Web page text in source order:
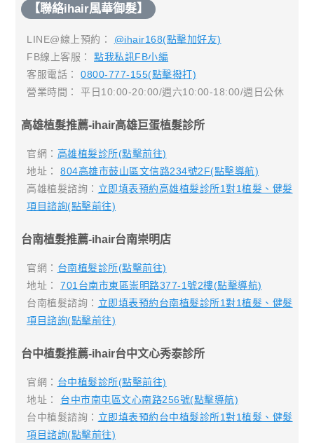
【聯絡ihair風華御髮】
LINE@線上預約： @ihair168(點擊加好友)
FB線上客服：點我私訊FB小編
客服電話：0800-777-155(點擊撥打)
營業時間： 平日10:00-20:00/週六10:00-18:00/週日公休
高雄植髮推薦-ihair高雄巨蛋植髮診所
官網： 高雄植髮診所(點擊前往)
地址：804高雄市鼓山區文信路234號2F(點擊導航)
高雄植髮諮詢： 立即填表預約高雄植髮診所1對1植髮、健髮
項目諮詢(點擊前往)
台南植髮推薦-ihair台南崇明店
官網： 台南植髮診所(點擊前往)
地址：701台南市東區崇明路377-1號2樓(點擊導航)
台南植髮諮詢： 立即填表預約台南植髮診所1對1植髮、健髮
項目諮詢(點擊前往)
台中植髮推薦-ihair台中文心秀泰診所
官網： 台中植髮診所(點擊前往)
地址： 台中市南屯區文心南路256號(點擊導航)
台中植髮諮詢： 立即填表預約台中植髮診所1對1植髮、健髮
項目諮詢(點擊前往)